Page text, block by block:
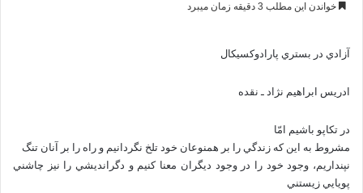
خواندن این مطلب 3 دقیقه زمان میبرد
آزادي در بستري پارادوكسيكال
ادريس ابراهيم نژاد ـ نقده
در تكاپو باشيم امّا
مشروط به اين كه زندگي را بر همنوعان خود تلخ نگردانيم و راه را بر آنان تنگ
نپنداريم، وجود خود را در وجود ديگران معنا كنيم و دگرانديشي را نيز چاشني
پويايي زيستني